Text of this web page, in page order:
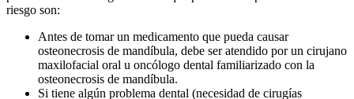
riesgo son:
Antes de tomar un medicamento que pueda causar
osteonecrosis de mandíbula, debe ser atendido por un cirujano
maxilofacial oral u oncólogo dental familiarizado con la
osteonecrosis de mandíbula.
Si tiene algún problema dental (necesidad de cirugías